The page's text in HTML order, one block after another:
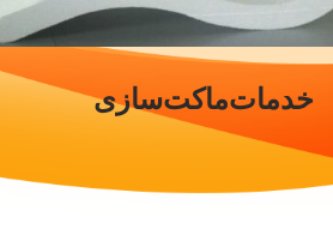
طراحی انواع خطوط تولید